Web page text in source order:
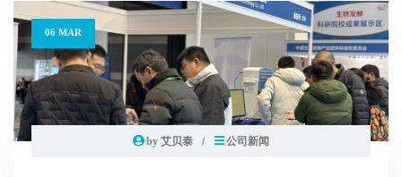
06 MAR
by 艾贝泰 公司新闻